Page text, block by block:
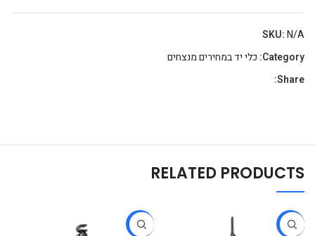
SKU:N/A
Category: כלי יד במחירים מנצחים
Share:
RELATED PRODUCTS
-28%
-30%